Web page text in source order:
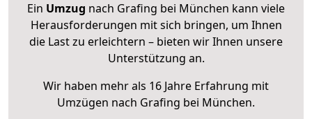
Ein Umzug nach Grafing bei München kann viele
Herausforderungen mit sich bringen, um Ihnen
die Last zu erleichtern – bieten wir Ihnen unsere
Unterstützung an.
Wir haben mehr als 16 Jahre Erfahrung mit
Umzügen nach Grafing bei München.